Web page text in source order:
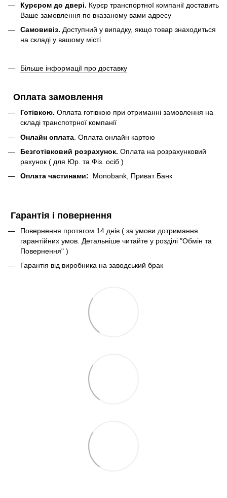
Курєром до двері. Курєр транспортної компанії доставить
Ваше замовлення по вказаному вами адресу
Самовивіз. Доступний у випадку, якщо товар знаходиться
на складі у вашому місті
Більше інформації про доставку
Оплата замовлення
Готівкою. Оплата готівкою при отриманні замовлення на
складі транспотрної компанії
Онлайн оплата . Оплата онлайн картою
Безготівковий розрахунок. Оплата на розрахунковий
рахунок ( для Юр. та Фіз. осіб )
Оплата частинами: Monobank, Приват Банк
Гарантія і повернення
Повернення протягом 14 днів ( за умови дотримання
гарантійних умов. Детальніше читайте у розділі "Обмін та
Повернення" )
Гарантія від виробника на заводський брак